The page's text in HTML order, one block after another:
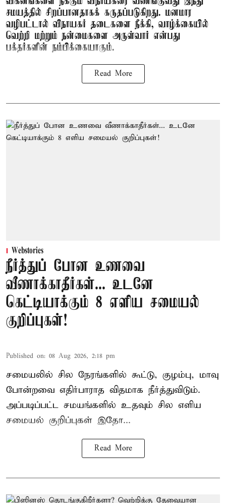
சமயத்தில் சிறப்பானதாகக் கருதப்படுகிறது. மனமார
வழிபட்டால் விநாயகர் தடைகளை நீக்கி, வாழ்க்கையில்
வெற்றி மற்றும் நன்மைகளை அருள்வார் என்பது
பக்தர்களின் நம்பிக்கையாகும்.
Read More
Webstories
நீர்த்துப் போன உணவை
வீணாக்காதீர்கள்... உடனே
கெட்டியாக்கும் 8 எளிய சமையல்
குறிப்புகள்!
Published on: 08 Aug 2026, 2:18 pm
சமையலில் சில நேரங்களில் கூட்டு, குழம்பு, மாவு
போன்றவை எதிர்பாராத விதமாக நீர்த்துவிடும்.
அப்படிப்பட்ட சமயங்களில் உதவும் சில எளிய
சமையல் குறிப்புகள் இதோ...
Read More